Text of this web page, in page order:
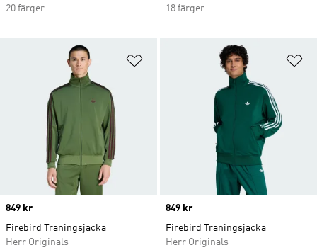
20 färger
18 färger
Lägg till på önskelistan
Price
849 kr
Firebird Träningsjacka
Herr Originals
Price
849 kr
Firebird Träningsjacka
Herr Originals